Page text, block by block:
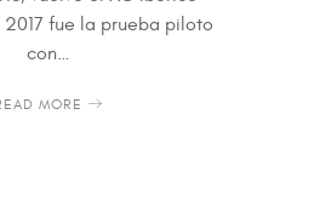
2017 fue la prueba piloto
con…
MORE